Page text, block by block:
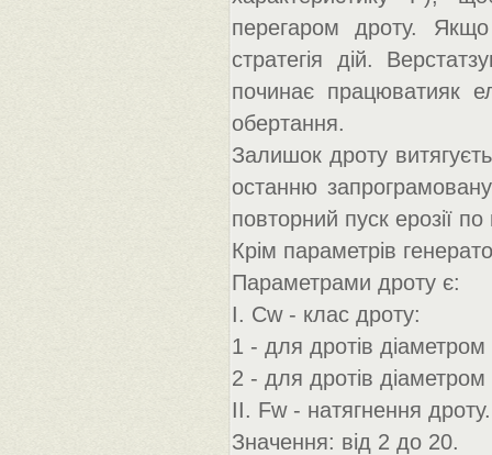
перегаром дроту.
стратегія дій.
починає працюватияк
обертання.
Залишок дроту
останню
повторний пуск ерозії
Крім параметрів
Параметрами дроту є:
I. Cw - клас дроту:
1 - для дротів
2 - для дротів
II. Fw - натягнення дроту.
Значення: від 2 до 20.